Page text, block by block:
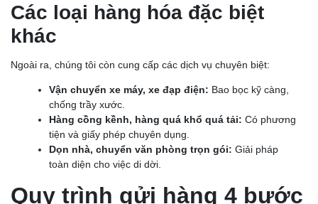
Các loại hàng hóa đặc biệt
khác
Ngoài ra, chúng tôi còn cung cấp các dịch vụ chuyên biệt:
Vận chuyển xe máy, xe đạp điện: Bao bọc kỹ càng,
chống trầy xước.
Hàng cồng kềnh, hàng quá khổ quá tải: Có phương
tiện và giấy phép chuyên dụng.
Dọn nhà, chuyển văn phòng trọn gói: Giải pháp
toàn diện cho việc di dời.
Quy trình gửi hàng 4 bước